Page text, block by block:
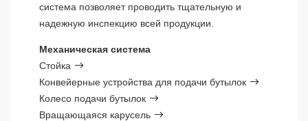
система позволяет проводить тщательную и
надежную инспекцию всей продукции.
Механическая система
Стойка
Конвейерные устройства для подачи бутылок
Колесо подачи бутылок
Вращающаяся карусель